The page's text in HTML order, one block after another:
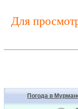
Для
Погода в